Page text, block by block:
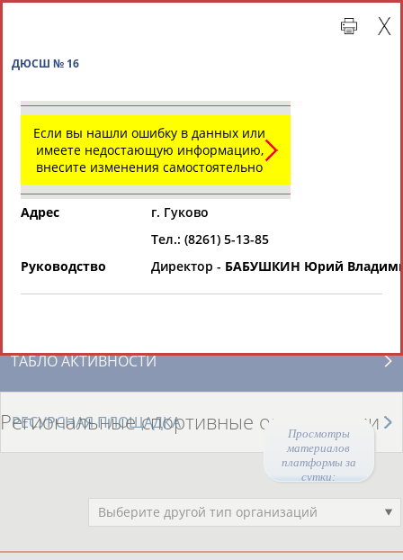
Просмотры
материалов
платформы за
сутки:
Региональные спортивные организации
СВОДНЫЕ ИНДЕКСЫ
ТАБЛО АКТИВНОСТИ
РЕСУРСНАЯ ПЛОЩАДКА
Региональные спортивные организации
Выберите другой тип организаций
Если вы нашли ошибку в данных или
имеете недостающую информацию,
внесите изменения самостоятельно
Адрес
г. Гуково
Тел.: (8261) 5-13-85
Руководство
Директор - БАБУШКИН Юрий